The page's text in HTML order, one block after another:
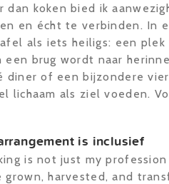
dan koken bied ik
en écht te verbinden. In
als iets heiligs: een
een brug wordt naar
diner of een bijzondere
lichaam als ziel voeden.
is inclusief
is not just my
grown, harvested, and